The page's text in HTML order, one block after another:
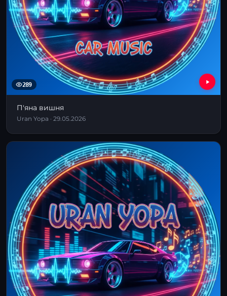
289
П'яна вишня
Uran Yopa · 29.05.2026